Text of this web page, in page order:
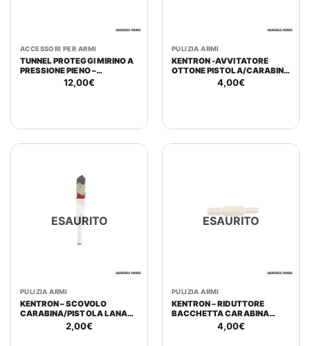
ACCESSORI PER ARMI
TUNNEL PROTEGGI MIRINO A
PRESSIONE PIENO –
BROWNING12,00€
PULIZIA ARMI
KENTRON -AVVITATORE
OTTONE PISTOLA/CARABINA
4,00€
ESAURITO
PULIZIA ARMI
KENTRON – SCOVOLO
CARABINA/PISTOLA LANA
2,00€
ESAURITO
PULIZIA ARMI
KENTRON – RIDUTTORE
BACCHETTA CARABINA
USA-SCOVOLO CARABINA EU
IN OTTONE DA 8/32 A 1/8
4,00€